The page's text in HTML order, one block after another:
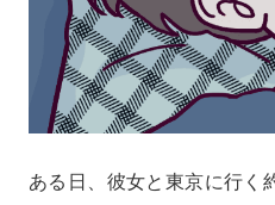
ある日、彼女と東京に行く